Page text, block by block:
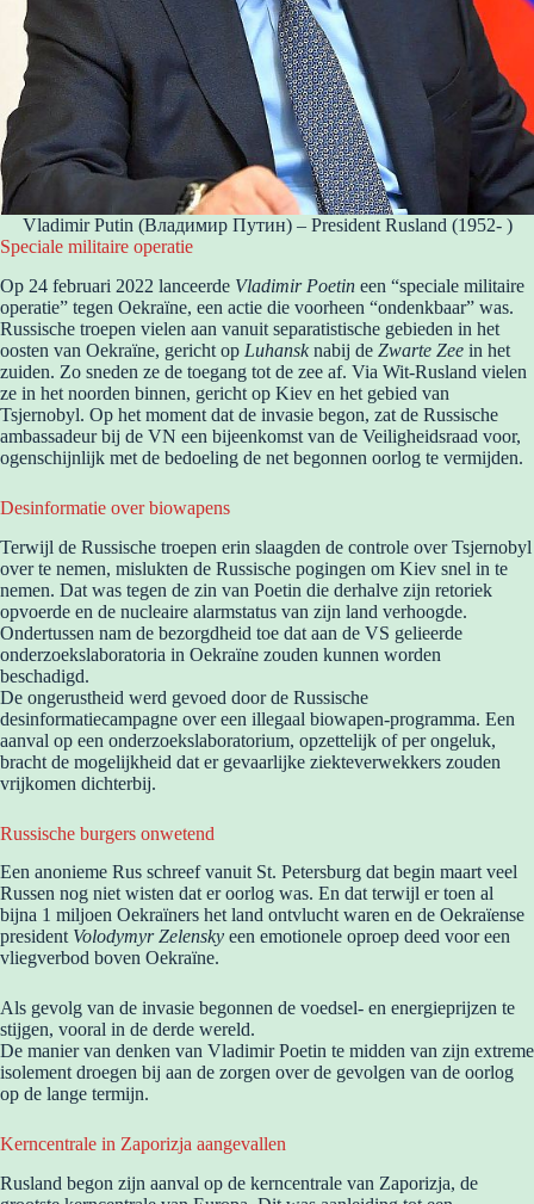
Vladimir Putin (Владимир Путин) – President Rusland (1952- )
Speciale militaire operatie
Op 24 februari 2022 lanceerde Vladimir Poetin een “speciale militaire
operatie” tegen Oekraïne, een actie die voorheen “ondenkbaar” was.
Russische troepen vielen aan vanuit separatistische gebieden in het
oosten van Oekraïne, gericht op Luhansk nabij de Zwarte Zee in het
zuiden. Zo sneden ze de toegang tot de zee af. Via Wit-Rusland vielen
ze in het noorden binnen, gericht op Kiev en het gebied van
Tsjernobyl. Op het moment dat de invasie begon, zat de Russische
ambassadeur bij de VN een bijeenkomst van de Veiligheidsraad voor,
ogenschijnlijk met de bedoeling de net begonnen oorlog te vermijden.
Desinformatie over biowapens
Terwijl de Russische troepen erin slaagden de controle over Tsjernobyl
over te nemen, mislukten de Russische pogingen om Kiev snel in te
nemen. Dat was tegen de zin van Poetin die derhalve zijn retoriek
opvoerde en de nucleaire alarmstatus van zijn land verhoogde.
Ondertussen nam de bezorgdheid toe dat aan de VS gelieerde
onderzoekslaboratoria in Oekraïne zouden kunnen worden
beschadigd.
De ongerustheid werd gevoed door de Russische
desinformatiecampagne over een illegaal biowapen-programma. Een
aanval op een onderzoekslaboratorium, opzettelijk of per ongeluk,
bracht de mogelijkheid dat er gevaarlijke ziekteverwekkers zouden
vrijkomen dichterbij.
Russische burgers onwetend
Een anonieme Rus schreef vanuit St. Petersburg dat begin maart veel
Russen nog niet wisten dat er oorlog was. En dat terwijl er toen al
bijna 1 miljoen Oekraïners het land ontvlucht waren en de Oekraïense
president Volodymyr Zelensky een emotionele oproep deed voor een
vliegverbod boven Oekraïne.
Als gevolg van de invasie begonnen de voedsel- en energieprijzen te
stijgen, vooral in de derde wereld.
De manier van denken van Vladimir Poetin te midden van zijn extreme
isolement droegen bij aan de zorgen over de gevolgen van de oorlog
op de lange termijn.
Kerncentrale in Zaporizja aangevallen
Rusland begon zijn aanval op de kerncentrale van Zaporizja, de